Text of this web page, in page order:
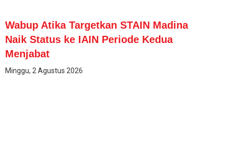
Wabup Atika Targetkan STAIN Madina
Naik Status ke IAIN Periode Kedua
Menjabat
Minggu, 2 Agustus 2026